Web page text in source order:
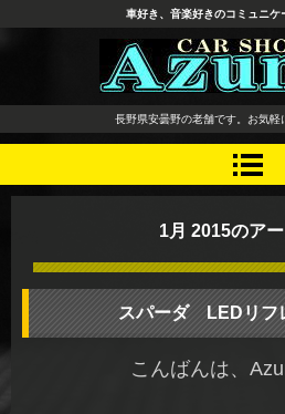
長野県 安曇野
イール デッドニ
ーディオ レカ
車好き、音楽好きのコミュニケ
長野県安曇野の老舗です。お気
1月 2015のア
スパーダ LEDリフ
こんばんは、